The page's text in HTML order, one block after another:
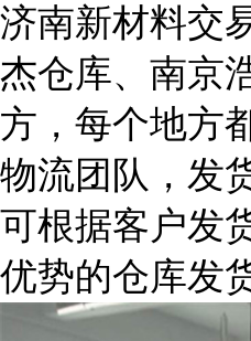
济南新材料交
杰仓库、南京
方，每个地方
物流团队，发
可根据客户发
优势的仓库发